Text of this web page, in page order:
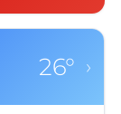
26° ›